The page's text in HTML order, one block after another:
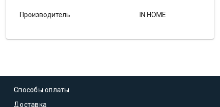
Производитель IN HOME
Способы оплаты
Доставка